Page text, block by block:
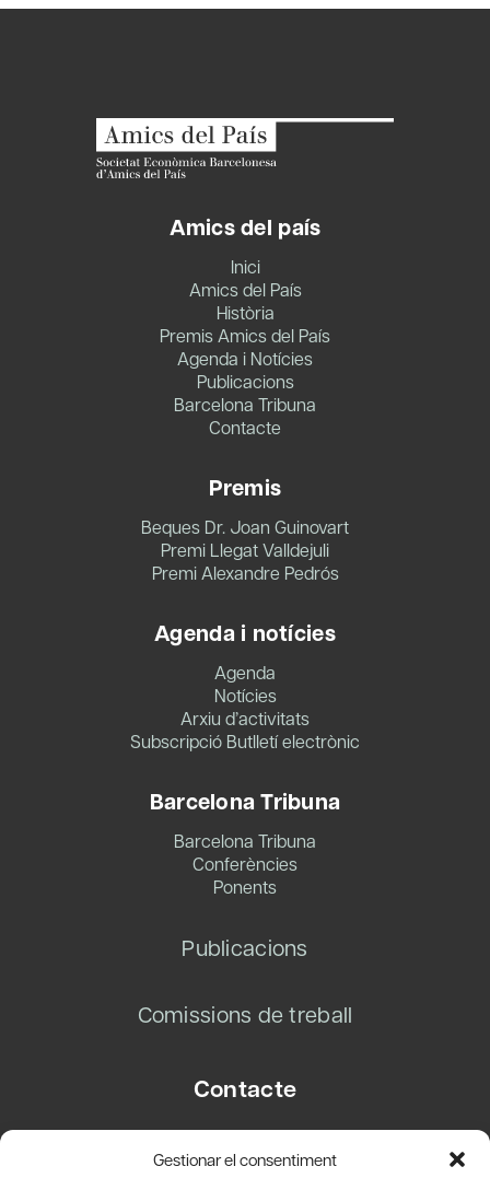
Gestionar el consentiment
Amics del país
Inici
Amics del País
Història
Premis Amics del País
Agenda i Notícies
Publicacions
Barcelona Tribuna
Contacte
Premis
Beques Dr. Joan Guinovart
Premi Llegat Valldejuli
Premi Alexandre Pedrós
Agenda i notícies
Agenda
Notícies
Arxiu d’activitats
Subscripció Butlletí electrònic
Barcelona Tribuna
Barcelona Tribuna
Conferències
Ponents
Publicacions
Comissions de treball
Contacte
08003 Barcelona